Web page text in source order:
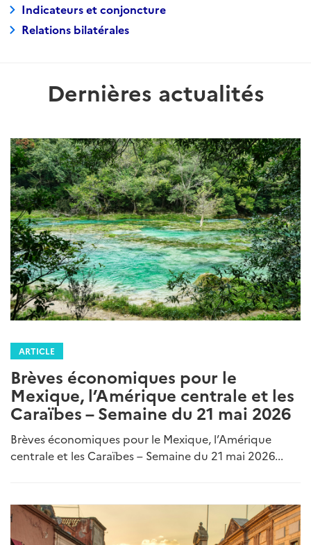
Indicateurs et conjoncture
Relations bilatérales
Dernières actualités
ARTICLE
Brèves économiques pour le
Mexique, l’Amérique centrale et les
Caraïbes – Semaine du 21 mai 2026
Brèves économiques pour le Mexique, l’Amérique
centrale et les Caraïbes – Semaine du 21 mai 2026...